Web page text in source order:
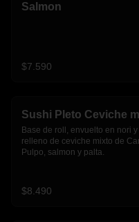
Salmon
$7.590
Sushi Pleto Ceviche
Base de roll, envuelto en nori
relleno de ceviche mixto de
Pulpo, salmon y palta.
$8.490